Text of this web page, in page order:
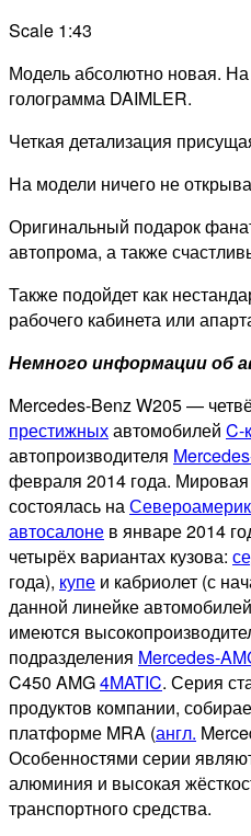
Scale 1:43
Модель абсолютно новая. На
голограмма DAIMLER.
Четкая детализация
На модели ничего не
Оригинальный подарок
автопрома, а также
Также подойдет как
рабочего кабинета или
Немного информации об
Mercedes-Benz W205 —
престижныхавтомобилей C-
автопроизводителя
февраля 2014 года.
состоялась на
автосалоне в январе 2014
четырёх вариантах кузова:
года), купе и кабриолет (с
данной линейке
имеются
подразделения Mercedes-
C450 AMG4MATIC. Серия
продуктов компании,
платформе MRA (англ.
Особенностями серии
алюминия и высокая
транспортного средства.